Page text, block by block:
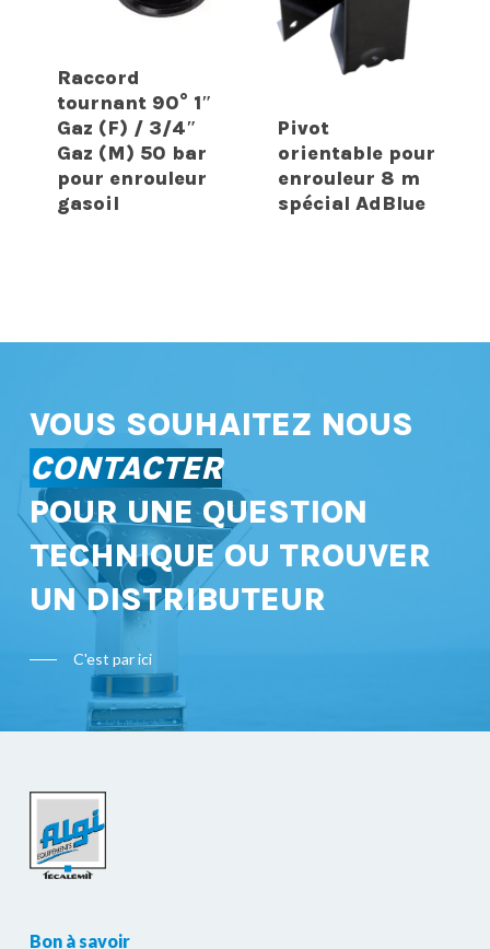
Raccord
tournant 90° 1″
Gaz (F) / 3/4″
Gaz (M) 50 bar
pour enrouleur
gasoil
Pivot
orientable pour
enrouleur 8 m
spécial AdBlue
VOUS SOUHAITEZ NOUS
CONTACTER
POUR UNE QUESTION
TECHNIQUE OU TROUVER
UN DISTRIBUTEUR
C'est par ici
Bon à savoir